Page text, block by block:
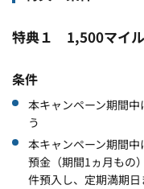
特典１ 1,500マイル
条件
本キャンペーン期間
う
本キャンペーン期間
預金（期間1ヵ月もの
件預入し、定期満期